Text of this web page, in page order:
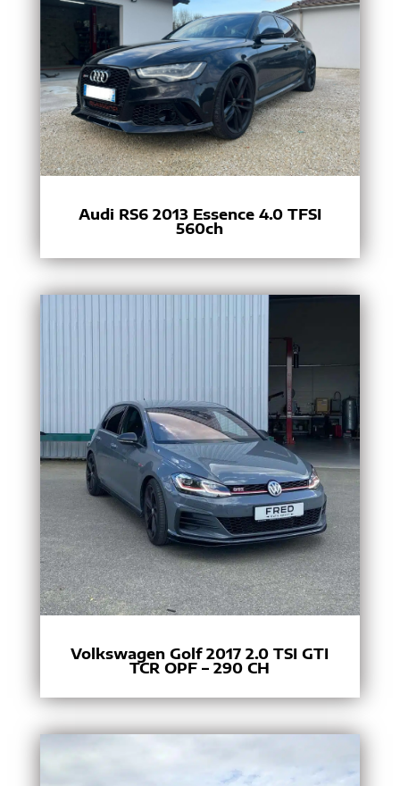
Audi RS6 2013 Essence 4.0 TFSI
560ch
Volkswagen Golf 2017 2.0 TSI GTI
TCR OPF – 290 CH